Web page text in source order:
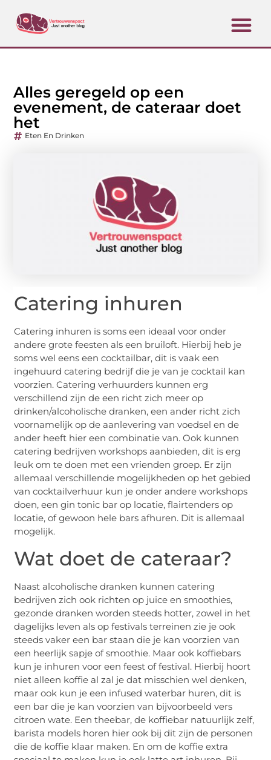
Alles geregeld op een
evenement, de cateraar doet
het
Eten En Drinken
Catering inhuren
Catering inhuren is soms een ideaal voor onder
andere grote feesten als een bruiloft. Hierbij heb je
soms wel eens een cocktailbar, dit is vaak een
ingehuurd catering bedrijf die je van je cocktail kan
voorzien. Catering verhuurders kunnen erg
verschillend zijn de een richt zich meer op
drinken/alcoholische dranken, een ander richt zich
voornamelijk op de aanlevering van voedsel en de
ander heeft hier een combinatie van. Ook kunnen
catering bedrijven workshops aanbieden, dit is erg
leuk om te doen met een vrienden groep. Er zijn
allemaal verschillende mogelijkheden op het gebied
van cocktailverhuur kun je onder andere workshops
doen, een gin tonic bar op locatie, flairtenders op
locatie, of gewoon hele bars afhuren. Dit is allemaal
mogelijk.
Wat doet de cateraar?
Naast alcoholische dranken kunnen catering
bedrijven zich ook richten op juice en smoothies,
gezonde dranken worden steeds hotter, zowel in het
dagelijks leven als op festivals terreinen zie je ook
steeds vaker een bar staan die je kan voorzien van
een heerlijk sapje of smoothie. Maar ook koffiebars
kun je inhuren voor een feest of festival. Hierbij hoort
niet alleen koffie al zal je dat misschien wel denken,
maar ook kun je een infused waterbar huren, dit is
een bar die je kan voorzien van bijvoorbeeld vers
citroen wate. Een theebar, de koffiebar natuurlijk zelf,
barista models horen hier ook bij dit zijn de personen
die de koffie klaar maken. En om de koffie extra